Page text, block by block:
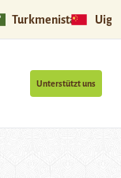
Turkmenistan
Unterstützt uns